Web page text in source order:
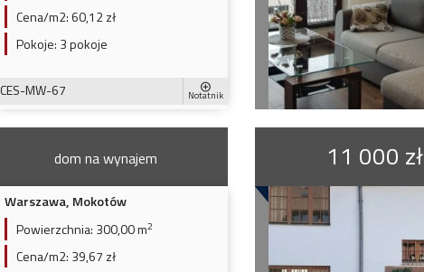
Cena/m2:60,12 zł
Pokoje: 3 pokoje
CES-MW-67 Notatnik
dom na wynajem
Warszawa, Mokotów
Powierzchnia: 300,00 m2
Cena/m2: 39,67 zł
11 000 zł